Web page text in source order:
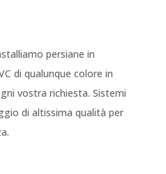
persiane in
di qualunque colore in
vostra richiesta. Sistemi
di altissima qualità per